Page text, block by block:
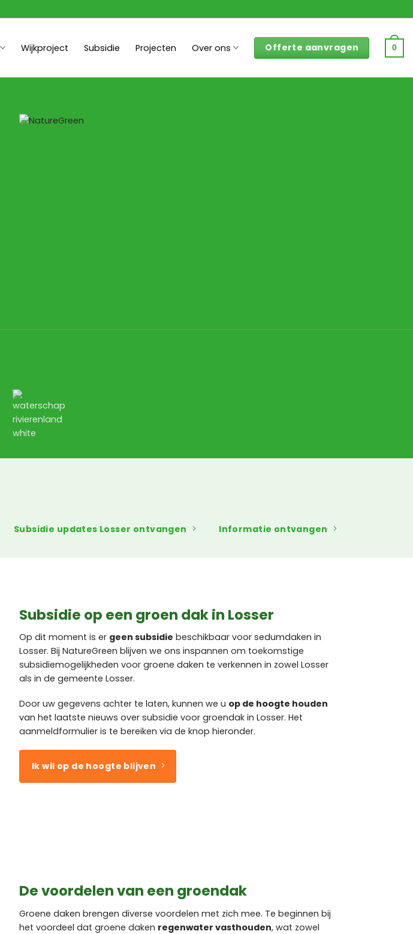
Wijkproject Subsidie Projecten Over ons Offerte aanvragen 0
Subsidie updates Losser ontvangen Informatie ontvangen
Subsidie op een groen dak in Losser
Op dit moment is er geen subsidie beschikbaar voor sedumdaken in
Losser. Bij NatureGreen blijven we ons inspannen om toekomstige
subsidiemogelijkheden voor groene daken te verkennen in zowel Losser
als in de gemeente Losser.
Door uw gegevens achter te laten, kunnen we u op de hoogte houden
van het laatste nieuws over subsidie voor groendak in Losser. Het
aanmeldformulier is te bereiken via de knop hieronder.
Ik wil op de hoogte blijven
De voordelen van een groendak
Groene daken brengen diverse voordelen met zich mee. Te beginnen bij
het voordeel dat groene daken regenwater vasthouden, wat zowel